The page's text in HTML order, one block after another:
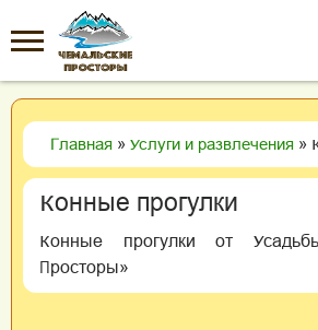
Главная » Услуги и развлечения »
Конные прогулки
Конные прогулки от
Просторы»